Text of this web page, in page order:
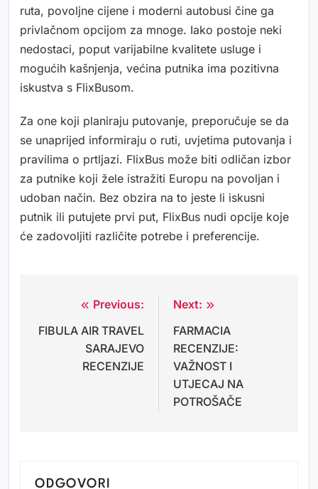
ruta, povoljne cijene i moderni autobusi čine ga
privlačnom opcijom za mnoge. Iako postoje neki
nedostaci, poput varijabilne kvalitete usluge i
mogućih kašnjenja, većina putnika ima pozitivna
iskustva s FlixBusom.
Za one koji planiraju putovanje, preporučuje se da
se unaprijed informiraju o ruti, uvjetima putovanja i
pravilima o prtljazi. FlixBus može biti odličan izbor
za putnike koji žele istražiti Europu na povoljan i
udoban način. Bez obzira na to jeste li iskusni
putnik ili putujete prvi put, FlixBus nudi opcije koje
će zadovoljiti različite potrebe i preferencije.
Navigacija
objava
Previous:
FIBULA AIR TRAVEL
SARAJEVO
RECENZIJE
Next:
FARMACIA
RECENZIJE:
VAŽNOST I
UTJECAJ NA
POTROŠAČE
ODGOVORI